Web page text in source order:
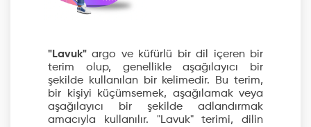
"Lavuk" argo ve küfürlü bir dil içeren bir
terim olup, genellikle aşağılayıcı bir
şekilde kullanılan bir kelimedir. Bu terim,
bir kişiyi küçümsemek, aşağılamak veya
aşağılayıcı bir şekilde adlandırmak
amacıyla kullanılır. "Lavuk" terimi, dilin